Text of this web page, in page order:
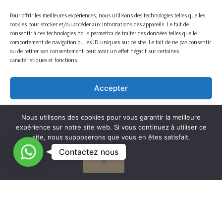
Pour offrir les meilleures expériences, nous utilisons des technologies telles que les
cookies pour stocker et/ou accéder aux informations des appareils. Le fait de
consentir à ces technologies nous permettra de traiter des données telles que le
comportement de navigation ou les ID uniques sur ce site. Le fait de ne pas consentir
ou de retirer son consentement peut avoir un effet négatif sur certaines
caractéristiques et fonctions.
Accepter
Voir les préférences
Cookie Policy
Nous utilisons des cookies pour vous garantir la meilleure
expérience sur notre site web. Si vous continuez à utiliser ce
site, nous supposerons que vous en êtes satisfait.
OK
C
o
n
Contactez nous